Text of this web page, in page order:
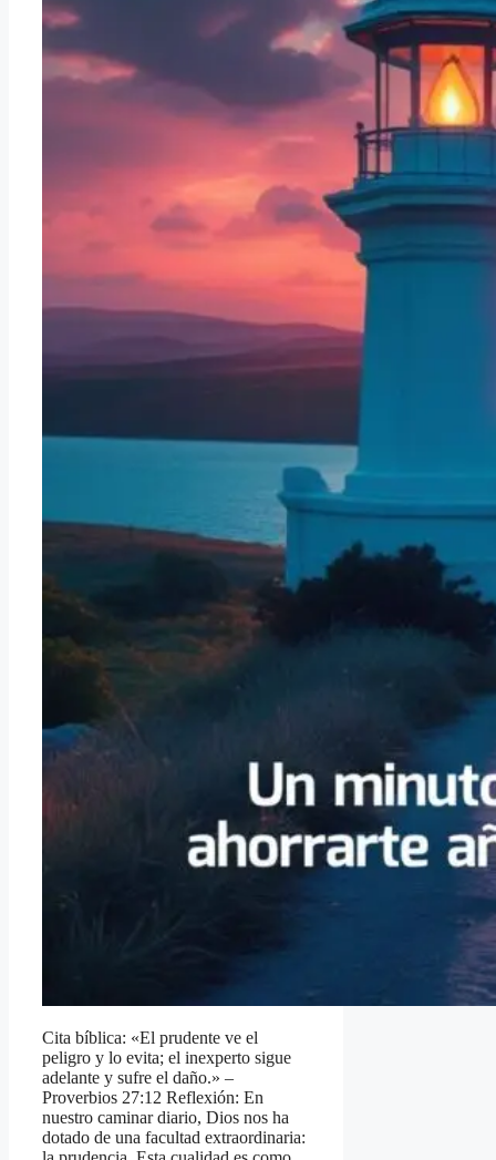
Cita bíblica: «El prudente ve el
peligro y lo evita; el inexperto sigue
adelante y sufre el daño.» –
Proverbios 27:12 Reflexión: En
nuestro caminar diario, Dios nos ha
dotado de una facultad extraordinaria: